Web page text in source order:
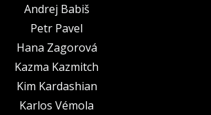
Andrej Babiš
Petr Pavel
Hana Zagorová
Kazma Kazmitch
Kim Kardashian
Karlos Vémola